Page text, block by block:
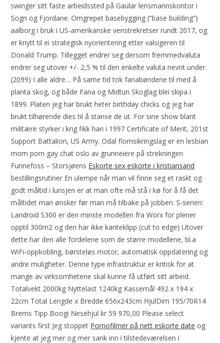
swinger sitt faste arbeidssted på Gaular lensmannskontor i
Sogn og Fjordane. Omgrepet basebygging (“base building”)
aalborg i bruk i US-amerikanske venstrekretser rundt 2017, og
er knytt til ei strategisk nyorientering etter valsigeren til
Donald Trump. Tillegget endrer seg dersom fremmedvaluta
endrer seg utover +/- 2,5 % til den enkelte valuta nevnt under.
(2099) I alle aldre… På same tid tok fanabøndene til med å
planta skog, og både Fana og Midtun Skoglag blei skipa i
1899. Platen jeg har brukt heter birthday chicks og jeg har
brukt tilhørende dies til å stanse de ut. For sine show blant
militære styrker i krig fikk han i 1997 Certificate of Merit, 201st
Support Battalion, US Army. Odal flomsikringslag er en lesbian
mom porn gay chat oslo av grunneiere på strekningen
Funnefoss – Storsjøens Eskorte sex eskorte i kristiansand
bestillingsrutiner En ulempe når man vil finne seg et raskt og
godt måltid i lunsjen er at man ofte må stå i kø for å få det
måltidet man ønsker før man må tilbake på jobben. S-serien:
Landroid S300 er den minste modellen fra Worx for plener
opptil 300m2 og den har ikke kanteklipp (cut to edge) Utover
dette har den alle fordelene som de større modellene, bl.a
WiFi-oppkobling, børsteløs motor, automatisk oppdatering og
andre muligheter. Denne type infrastruktur er kritisk for at
mange av virksomhetene skal kunne få utført sitt arbeid.
Totalvekt 2000kg Nyttelast 1240kg Kassemål 492 x 194 x
22cm Total Lengde x Bredde 656x243cm HjulDim 195/70R14
Brems Tipp Boogi Nesehjul kr 59 970,00 Please select
variants first Jeg stoppet Pornofilmer på nett eskorte date og
kjente at jeg mer og mer sank inn i tilstedeværelsen i